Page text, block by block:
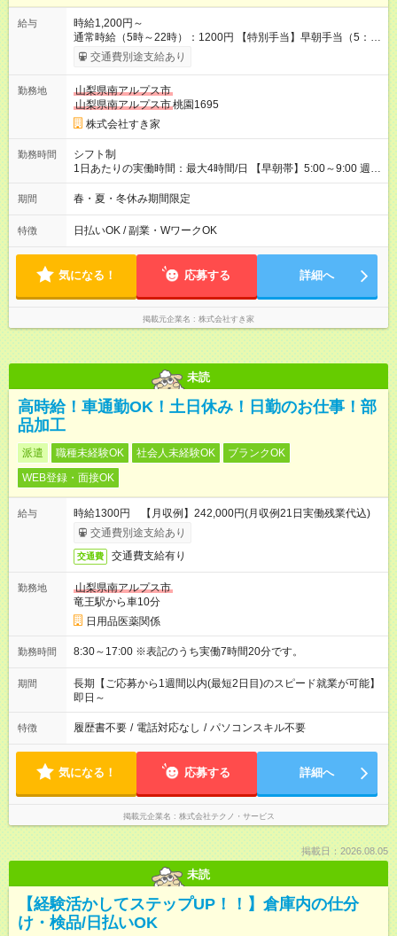
給与
時給1,200円～
通常時給（5時～22時）：1200円 【特別手当】早朝手当（5：
00-9：00）時給+150円 【試用期間】試用期間あり 試用期間の
長さ：1ヶ月 雇用形態、給与は本採用時と同じです。 試用期間
させていただきます。 研修制度あり：15時間(研修中も同時給）
交通費別途支給あり
勤務地
山梨県南アルプス市
山梨県南アルプス市桃園1695
株式会社すき家
勤務時間
シフト制
1日あたりの実働時間：最大4時間/日 【早朝帯】5:00～9:00 週2
日～・1日2h～OK◎ 勤務時間や曜日はご相談ください。
期間 春・夏・冬休み期間限定
特徴 日払いOK / 副業・WワークOK
気になる！ 応募する 詳細へ
掲載元企業名 株式会社すき家
未読
高時給！車通勤OK！土日休み！日勤のお仕事！部
品加工
派遣 職種未経験OK 社会人未経験OK
ブランクOK
WEB登録・面接OK
給与
時給1300円 【月収例】242,000円(月収例21日実働残業代込)
交通費別途支給あり
交通費 交通費支給有り
勤務地
山梨県南アルプス市
竜王駅から車10分
日用品医薬関係
勤務時間 8:30～17:00 ※表記のうち実働7時間20分です。
期間
長期【ご応募から1週間以内(最短2日目)のスピード就業が可能】
即日～
特徴 履歴書不要 / 電話対応なし / パソコンスキル不要
気になる！ 応募する 詳細へ
掲載元企業名 株式会社テクノ・サービス
掲載日：2026.08.05
未読
【経験活かしてステップUP！！】倉庫内の仕分
け・検品/日払いOK